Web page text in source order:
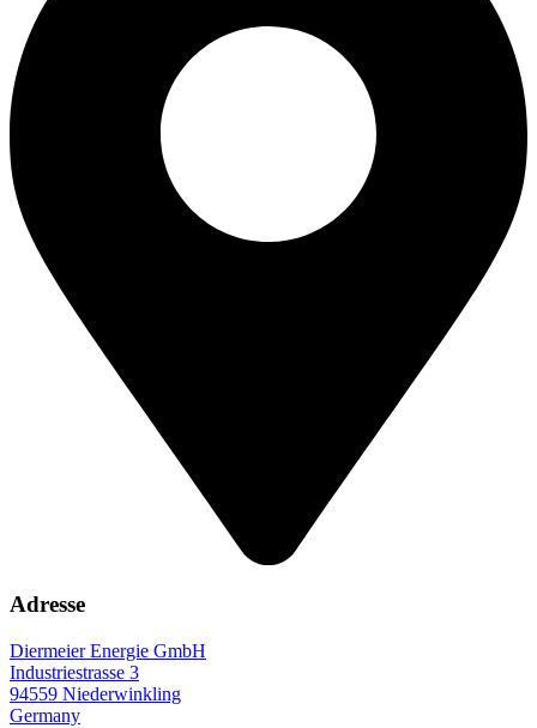
Adresse
Diermeier Energie GmbH
Industriestrasse 3
94559 Niederwinkling
Germany